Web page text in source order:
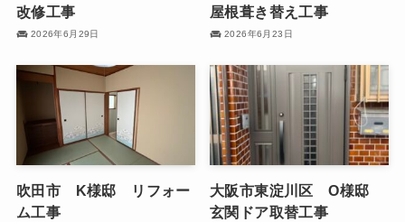
改修工事
2026年6月29日
屋根葺き替え工事
2026年6月23日
吹田市 K様邸 リフォー
ム工事
大阪市東淀川区 O様邸
玄関ドア取替工事